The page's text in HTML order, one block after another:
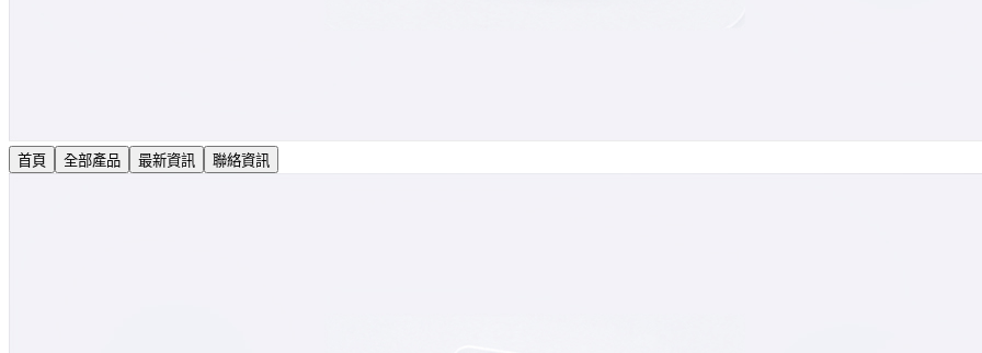
首頁 全部產品 最新資訊 聯絡資訊